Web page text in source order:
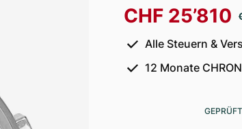
CHF 25’810
Alle Steuern &
12 Monate